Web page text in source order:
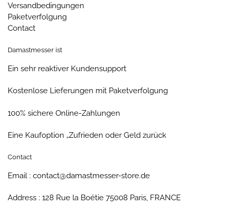
Versandbedingungen
Paketverfolgung
Contact
Damastmesser ist
Ein sehr reaktiver Kundensupport
Kostenlose Lieferungen mit Paketverfolgung
100% sichere Online-Zahlungen
Eine Kaufoption „Zufrieden oder Geld zurück
Contact
Email : contact@damastmesser-store.de
Address : 128 Rue la Boétie 75008 Paris, FRANCE